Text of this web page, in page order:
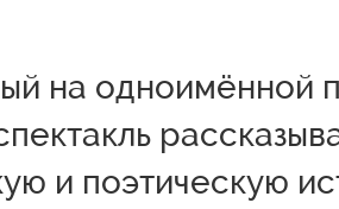
на одноимённой
и поэтическую